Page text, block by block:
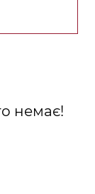
немає!